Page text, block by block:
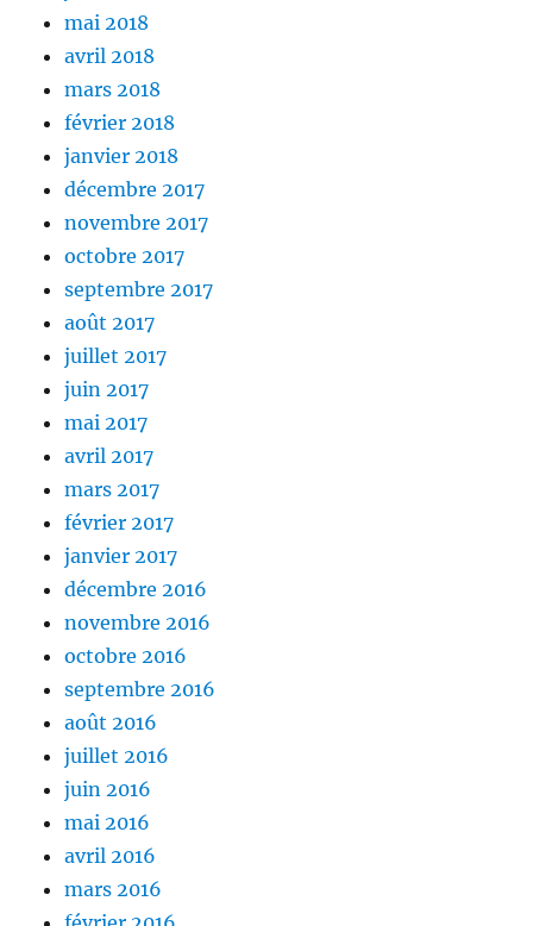
mai 2018
avril 2018
mars 2018
février 2018
janvier 2018
décembre 2017
novembre 2017
octobre 2017
septembre 2017
août 2017
juillet 2017
juin 2017
mai 2017
avril 2017
mars 2017
février 2017
janvier 2017
décembre 2016
novembre 2016
octobre 2016
septembre 2016
août 2016
juillet 2016
juin 2016
mai 2016
avril 2016
mars 2016